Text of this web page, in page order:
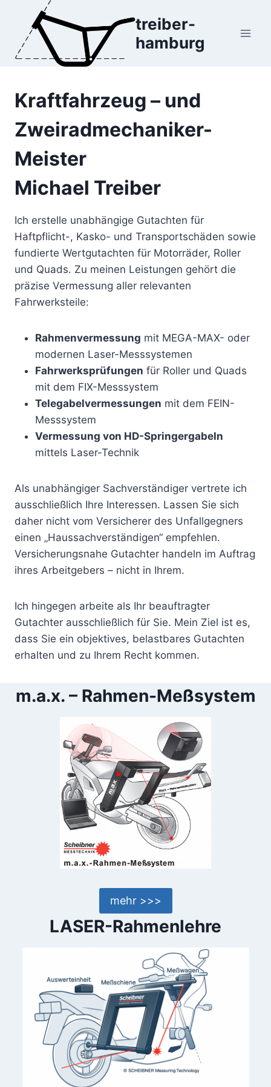
springen
treiber-
hamburg
Kraftfahrzeug – und
Zweiradmechaniker-
Meister
Michael Treiber
Ich erstelle unabhängige Gutachten für
Haftpflicht-, Kasko- und Transportschäden sowie
fundierte Wertgutachten für Motorräder, Roller
und Quads. Zu meinen Leistungen gehört die
präzise Vermessung aller relevanten
Fahrwerksteile:
Rahmenvermessung mit MEGA-MAX- oder
modernen Laser-Messsystemen
Fahrwerksprüfungen für Roller und Quads
mit dem FIX-Messsystem
Telegabelvermessungen mit dem FEIN-
Messsystem
Vermessung von HD-Springergabeln
mittels Laser-Technik
Als unabhängiger Sachverständiger vertrete ich
ausschließlich Ihre Interessen. Lassen Sie sich
daher nicht vom Versicherer des Unfallgegners
einen „Haussachverständigen“ empfehlen.
Versicherungsnahe Gutachter handeln im Auftrag
ihres Arbeitgebers – nicht in Ihrem.
Ich hingegen arbeite als Ihr beauftragter
Gutachter ausschließlich für Sie. Mein Ziel ist es,
dass Sie ein objektives, belastbares Gutachten
erhalten und zu Ihrem Recht kommen.
m.a.x. – Rahmen-Meßsystem
mehr >>>
LASER-Rahmenlehre